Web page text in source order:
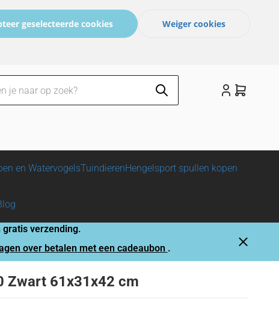
en WatervogelsTuindierenHengelsport spullen kopen
gratis verzending.
over betalen met een cadeaubon .
Zwart 61x31x42 cm
geselecteerde cookies Weiger cookies